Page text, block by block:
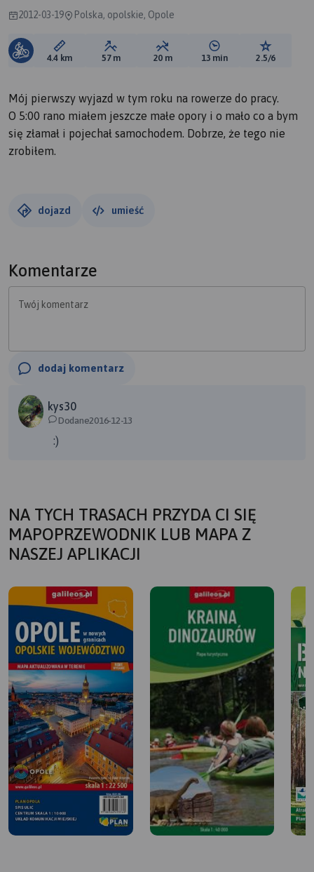
2012-03-19 Polska, opolskie, Opole
Długość trasy:
4.4 km Suma przewyższeń:
57 m Suma spadków:
20 m Średni czas potrzebny
13 min Ocena
2.5/6
Mój pierwszy wyjazd w tym roku na rowerze do pracy.
O 5:00 rano miałem jeszcze małe opory i o mało co a bym
się złamał i pojechał samochodem. Dobrze, że tego nie
zrobiłem.
dojazd umieść
Komentarze
Twój komentarz
dodaj komentarz
kys30
Dodane2016-12-13
:)
NA TYCH TRASACH PRZYDA CI SIĘ
MAPOPRZEWODNIK LUB MAPA Z
NASZEJ APLIKACJI